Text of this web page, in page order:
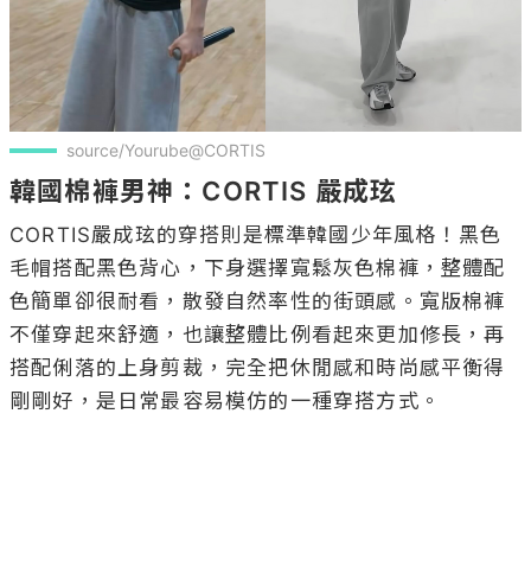
source/Yourube@CORTIS
韓國棉褲男神：CORTIS 嚴成玹
CORTIS嚴成玹的穿搭則是標準韓國少年風格！黑色
毛帽搭配黑色背心，下身選擇寬鬆灰色棉褲，整體配
色簡單卻很耐看，散發自然率性的街頭感。寬版棉褲
不僅穿起來舒適，也讓整體比例看起來更加修長，再
搭配俐落的上身剪裁，完全把休閒感和時尚感平衡得
剛剛好，是日常最容易模仿的一種穿搭方式。